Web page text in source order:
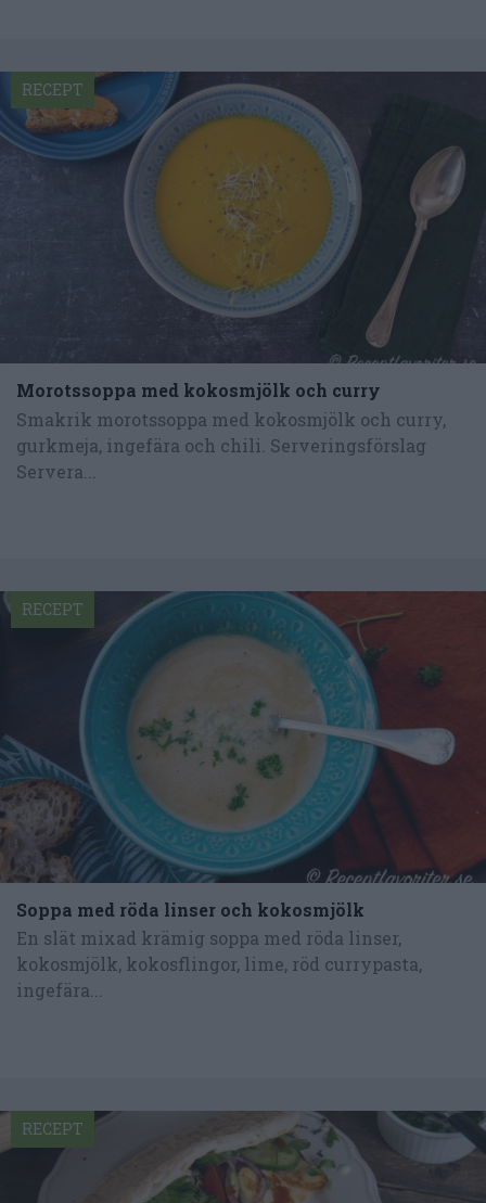
Morotssoppa med kokosmjölk och curry
Smakrik morotssoppa med kokosmjölk och curry,
gurkmeja, ingefära och chili. Serveringsförslag
Servera...
RECEPT
Soppa med röda linser och kokosmjölk
En slät mixad krämig soppa med röda linser,
kokosmjölk, kokosflingor, lime, röd currypasta,
ingefära...
RECEPT
RECEPT